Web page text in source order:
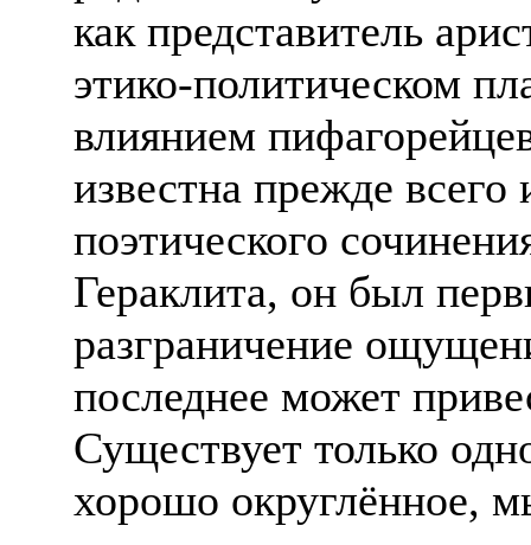
как представитель
этико-политическом
влиянием
известна прежде всего
поэтического
Гераклита, он был
разграничение
последнее может
Существует только
хорошо округлённое,